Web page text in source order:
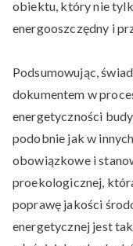
obiektu, który nie
energooszczędny i
Podsumowując,
dokumentem w
energetyczności
podobnie jak w
obowiązkowe i
proekologicznej,
poprawę jakości
energetycznej jest